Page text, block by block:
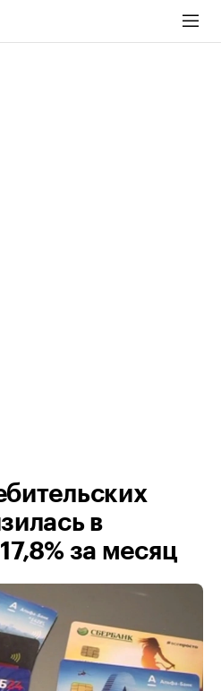
в
за месяц